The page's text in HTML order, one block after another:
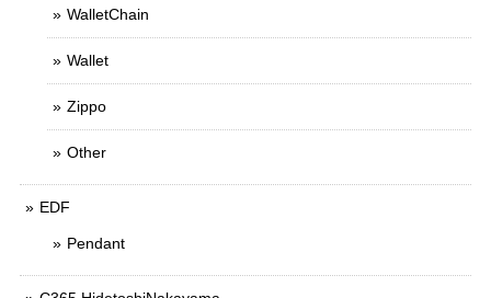
WalletChain
Wallet
Zippo
Other
EDF
Pendant